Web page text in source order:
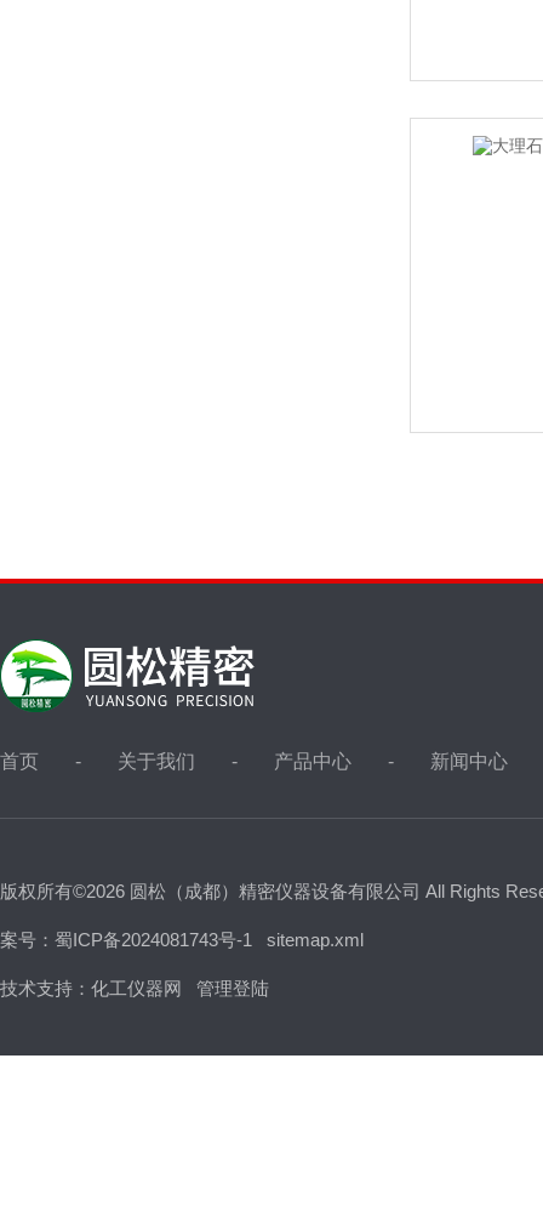
首页 关于我们 产品中心 新闻中心
版权所有©2026 圆松（成都）精密仪器设备有限公司 All Rights
案号：蜀ICP备2024081743号-1 sitemap.xml
技术支持： 化工仪器网 管理登陆